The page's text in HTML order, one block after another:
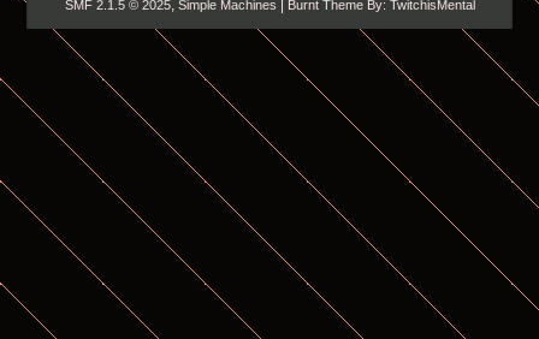
SMF 2.1.5 © 2025, Simple Machines Burnt Theme By: TwitchisMental